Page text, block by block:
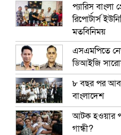
প্যারিস বাংলা
রিপোর্টার্স
মতবিনিময়
এসএমপিতে
ডিআইজি
৮ বছর পর
বাংলাদেশ
আটক হওয়ার
গান্ধী?